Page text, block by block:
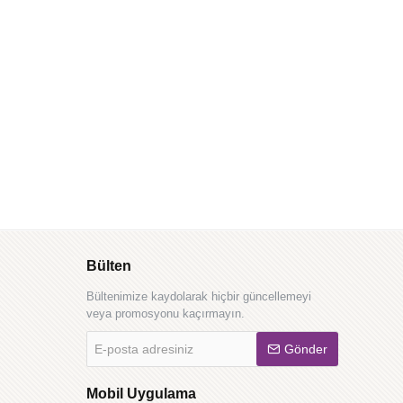
Bülten
Bültenimize kaydolarak hiçbir güncellemeyi
veya promosyonu kaçırmayın.
posta
Gönder
Mobil Uygulama